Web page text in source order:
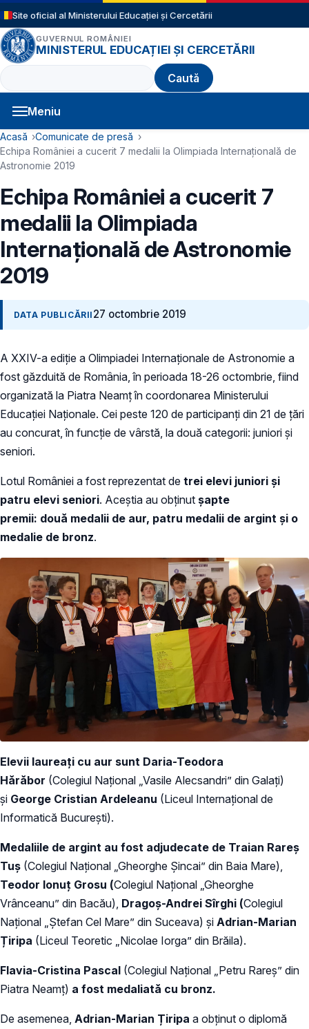
Sari la conținutul principal
Site oficial al Ministerului Educației și Cercetării
GUVERNUL ROMÂNIEI
MINISTERUL EDUCAȚIEI ȘI CERCETĂRII
Caută
Meniu
Navigație principală
Cale de navigare
Acasă
Comunicate de presă
Echipa României a cucerit 7 medalii la Olimpiada Internaţională de
Astronomie 2019
Echipa României a cucerit 7
medalii la Olimpiada
Internaţională de Astronomie
2019
DATA PUBLICĂRII 27 octombrie 2019
A XXIV-a ediție a Olimpiadei Internaţionale de Astronomie a
fost găzduită de România, în perioada 18-26 octombrie, fiind
organizată la Piatra Neamț în coordonarea Ministerului
Educației Naționale. Cei peste 120 de participanți din 21 de țări
au concurat, în funcție de vârstă, la două categorii: juniori și
seniori.
Lotul României a fost reprezentat de trei elevi juniori și
patru elevi seniori. Aceștia au obținut șapte
premii: două medalii de aur, patru medalii de argint și o
medalie de bronz.
Elevii laureați cu aur sunt Daria-Teodora
Hărăbor (Colegiul Național „Vasile Alecsandri” din Galați)
și George Cristian Ardeleanu (Liceul Internațional de
Informatică București).
Medaliile de argint au fost adjudecate de Traian Rareș
Tuș (Colegiul Național „Gheorghe Șincai” din Baia Mare),
Teodor Ionuț Grosu (Colegiul Național „Gheorghe
Vrânceanu” din Bacău), Dragoș-Andrei Sîrghi (Colegiul
Național „Ștefan Cel Mare” din Suceava) și Adrian-Marian
Țiripa (Liceul Teoretic „Nicolae Iorga” din Brăila).
Flavia-Cristina Pascal (Colegiul Național „Petru Rareș” din
Piatra Neamț) a fost medaliată cu bronz.
De asemenea, Adrian-Marian Țiripa a obţinut o diplomă